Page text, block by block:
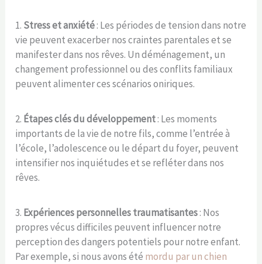
1. Stress et anxiété: Les périodes de tension dans notre
vie peuvent exacerber nos craintes parentales et se
manifester dans nos rêves. Un déménagement, un
changement professionnel ou des conflits familiaux
peuvent alimenter ces scénarios oniriques.
2. Étapes clés du développement: Les moments
importants de la vie de notre fils, comme l’entrée à
l’école, l’adolescence ou le départ du foyer, peuvent
intensifier nos inquiétudes et se refléter dans nos
rêves.
3. Expériences personnelles traumatisantes: Nos
propres vécus difficiles peuvent influencer notre
perception des dangers potentiels pour notre enfant.
Par exemple, si nous avons été mordu par un chien